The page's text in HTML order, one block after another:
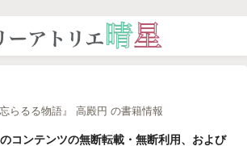
忘らるる物語』 高殿円 の書籍情報
コンテンツの無断転載・無断利用、および